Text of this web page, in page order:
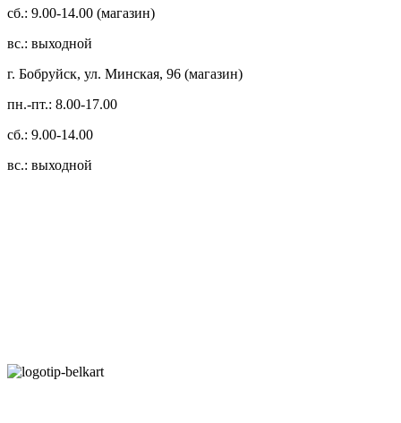
сб.: 9.00-14.00 (магазин)
вс.: выходной
г. Бобруйск, ул. Минская, 96 (магазин)
пн.-пт.: 8.00-17.00
сб.: 9.00-14.00
вс.: выходной